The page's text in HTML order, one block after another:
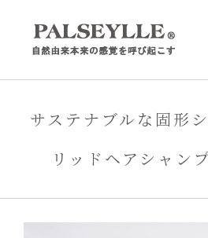
content
サステナブルな固形
リッドヘアシャン